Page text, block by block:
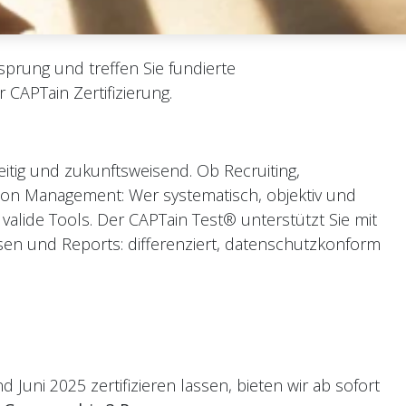
und treffen Sie fundierte
Zertifizierung.
und zukunftsweisend. Ob Recruiting,
Management: Wer systematisch, objektiv und
Tools. Der CAPTain Test® unterstützt Sie mit
und Reports: differenziert, datenschutzkonform
Juni 2025 zertifizieren lassen, bieten wir ab sofort